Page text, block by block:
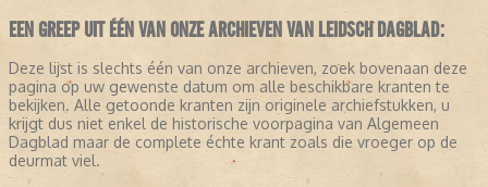
EEN GREEP UIT ÉÉN VAN ONZE ARCHIEVEN VAN LEIDSCH DAGBLAD:
Deze lijst is slechts één van onze archieven, zoek bovenaan deze
pagina op uw gewenste datum om alle beschikbare kranten te
bekijken. Alle getoonde kranten zijn originele archiefstukken, u
krijgt dus niet enkel de historische voorpagina van Algemeen
Dagblad maar de complete échte krant zoals die vroeger op de
deurmat viel.